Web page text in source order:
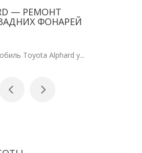
— РЕМОНТ
ФОНАРЕЙ
Toyota Alphard у...